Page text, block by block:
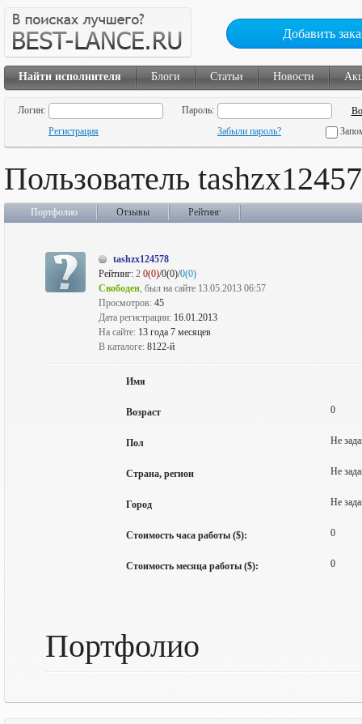
Добавить
Найти исполнителя Блоги Статьи Новости
Логин:
Пароль:
Регистрация
Забыли пароль?
Пользователь
Портфолио Отзывы Рейтинг
tashzx124578
Рейтинг: 2 0(0)/0(0)/0(0)
Свободен, был на сайте 13.05.2013 06:57
Просмотров: 45
Дата регистрации: 16.01.2013
На сайте: 13 года 7 месяцев
В каталоге: 8122-й
Имя
Возраст 0
Пол Не
Страна, регион Не
Город Не
Стоимость часа работы ($): 0
Стоимость месяца работы ($): 0
Портфолио